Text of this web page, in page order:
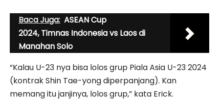
Baca Juga: ASEAN Cup
2024, Timnas Indonesia vs Laos di
Manahan Solo
“Kalau U-23 nya bisa lolos grup Piala Asia U-23 2024
(kontrak Shin Tae-yong diperpanjang). Kan
memang itu janjinya, lolos grup,” kata Erick.